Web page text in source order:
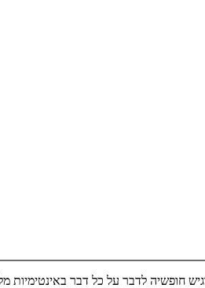
חופשיה לדבר על כל דבר באינטימיות